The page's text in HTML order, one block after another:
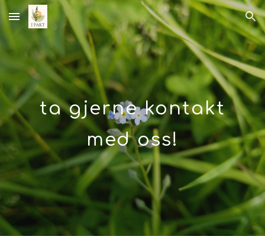
Skip to main content Skip to navigation
ta gjerne kontakt
med oss!